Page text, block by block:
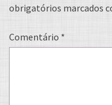
obrigatórios marcados
Comentário *